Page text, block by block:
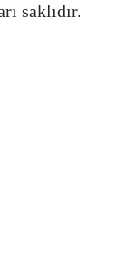
saklıdır.